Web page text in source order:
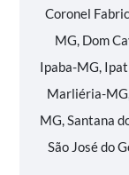
Coronel
MG, Dom
Ipaba-MG,
Marliéria-
MG, Santana
São José do